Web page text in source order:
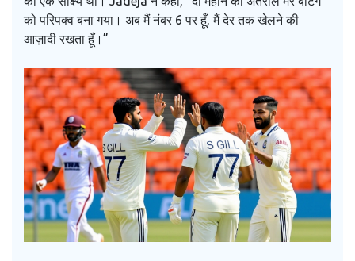
को परिपक्व बना गया। अब मैं नंबर 6 पर हूँ, मैं देर तक खेलने की
आज़ादी रखता हूँ।”